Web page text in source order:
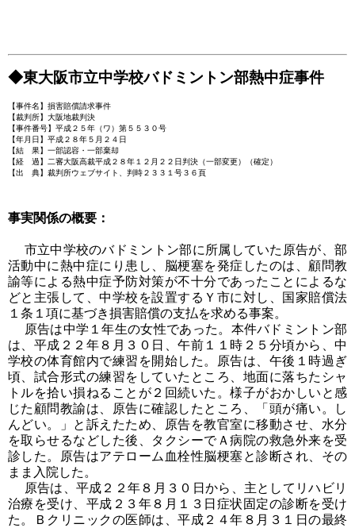
◆東大阪市立中学校バドミントン部熱中症事件
【事件名】損害賠償請求事件
【裁判所】大阪地裁判決
【事件番号】平成２５年（ワ）第５５３０号
【年月日】平成２８年５月２４日
【結 果】一部認容・一部棄却
【経 過】二審大阪高裁平成２８年１２月２２日判決（一部変更）（確定）
【出 典】裁判所ウェブサイト、判時２３３１号３６頁
事実関係の概要：
市立中学校のバドミントン部に所属していた原告が、部
活動中に熱中症にり患し、脳梗塞を発症したのは、顧問教
諭等による熱中症予防対策が不十分であったことによるな
どと主張して、中学校を設置するＹ市に対し、国家賠償法
１条１項に基づき損害賠償の支払を求める事案。
原告は中学１年生の女性であった。本件バドミントン部
は、平成２２年８月３０日、午前１１時２５分頃から、中
学校の体育館内で練習を開始した。原告は、午後１時過ぎ
頃、試合形式の練習をしていたところ、地面に落ちたシャ
トルを拾い損ねることが２回続いた。様子がおかしいと感
じた顧問教諭は、原告に確認したところ、「頭が痛い。し
んどい。」と訴えたため、原告を教官室に移動させ、水分
を取らせるなどした後、タクシーでＡ病院の救急外来を受
診した。原告はアテローム血栓性脳梗塞と診断され、その
まま入院した。
原告は、平成２２年８月３０日から、主としてリハビリ
治療を受け、平成２３年８月１３日症状固定の診断を受け
た。Ｂクリニックの医師は、平成２４年８月３１日の最終